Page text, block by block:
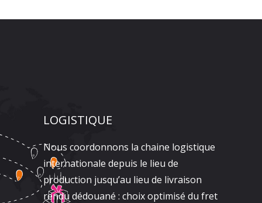
LOGISTIQUE
Nous coordonnons la chaine logistique
internationale depuis le lieu de
production jusqu’au lieu de livraison
rendu dédouané : choix optimisé du fret